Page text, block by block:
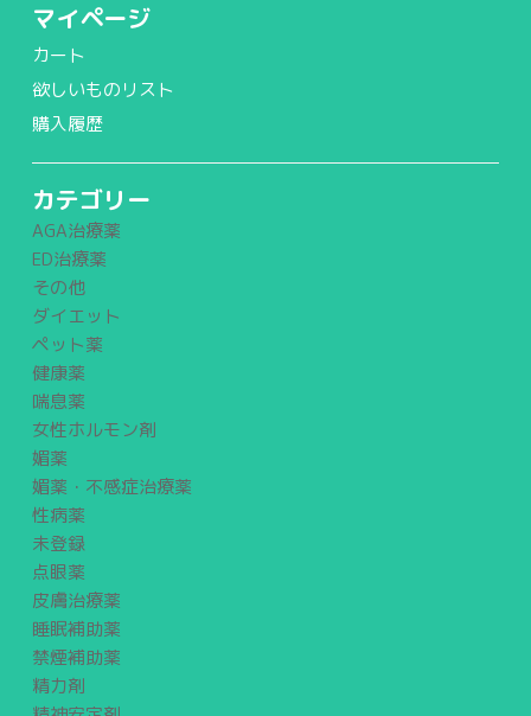
マイページ
カート
欲しいものリスト
購入履歴
カテゴリー
AGA治療薬
ED治療薬
その他
ダイエット
ペット薬
健康薬
喘息薬
女性ホルモン剤
媚薬
媚薬・不感症治療薬
性病薬
未登録
点眼薬
皮膚治療薬
睡眠補助薬
禁煙補助薬
精力剤